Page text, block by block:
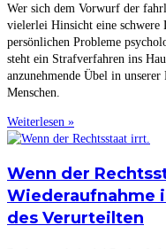
Wer sich dem Vorwurf der
vielerlei Hinsicht eine schwere
persönlichen Probleme
steht ein Strafverfahren ins
anzunehmende Übel in
Menschen.
Weiterlesen »
Wenn der
Wiederaufnahme
des Verurteilten